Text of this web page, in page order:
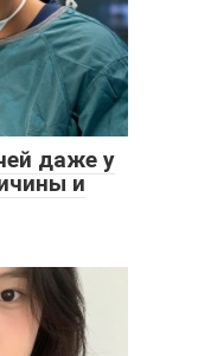
даже у
и